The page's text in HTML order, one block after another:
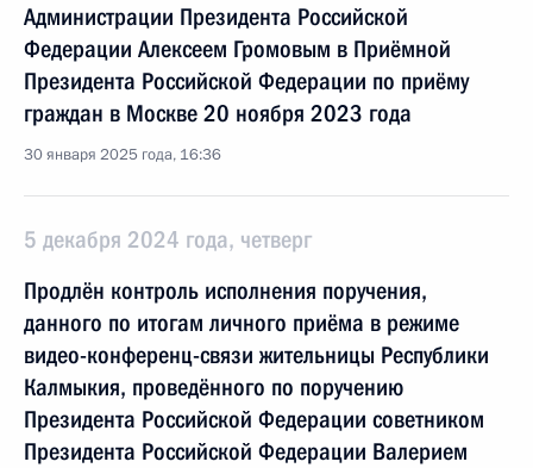
Администрации Президента Российской
Федерации Алексеем Громовым в Приёмной
Президента Российской Федерации по приёму
граждан в Москве 20 ноября 2023 года
30 января 2025 года, 16:36
5 декабря 2024 года, четверг
Продлён контроль исполнения поручения,
данного по итогам личного приёма в режиме
видео-конференц-связи жительницы Республики
Калмыкия, проведённого по поручению
Президента Российской Федерации советником
Президента Российской Федерации Валерием